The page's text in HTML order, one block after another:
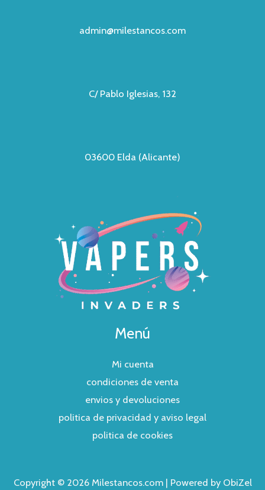
admin@milestancos.com
C/ Pablo Iglesias, 132
03600 Elda (Alicante)
Menú
Mi cuenta
condiciones de venta
envios y devoluciones
politica de privacidad y aviso legal
politica de cookies
Copyright © 2026 Milestancos.com | Powered by ObiZel